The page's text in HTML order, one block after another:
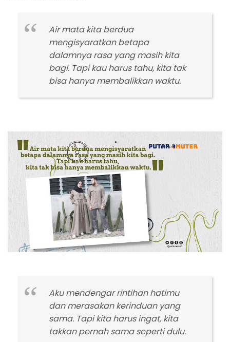
Air mata kita berdua
mengisyaratkan betapa
dalamnya rasa yang masih kita
bagi. Tapi kau harus tahu, kita tak
bisa hanya membalikkan waktu.
Aku mendengar rintihan hatimu
dan merasakan kerinduan yang
sama. Tapi kita harus ingat, kita
takkan pernah sama seperti dulu.